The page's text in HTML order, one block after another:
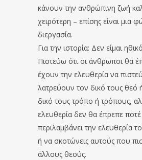
κάνουν την ανθρώπινη ζωή
χειρότερη – επίσης είναι μια
διεργασία.
Για την ιστορία: Δεν είμαι
Πιστεύω ότι οι άνθρωποι θα
έχουν την ελευθερία να
λατρεύουν τον δικό τους θεό
δικό τους τρόπο ή τρόπους,
ελευθερία δεν θα έπρεπε
περιλαμβάνει την ελευθερία
ή να σκοτώνεις αυτούς που
άλλους θεούς.